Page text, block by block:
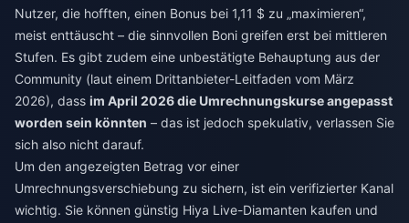
Nutzer, die hofften, einen Bonus bei 1,11 $ zu „maximieren“,
meist enttäuscht – die sinnvollen Boni greifen erst bei mittleren
Stufen. Es gibt zudem eine unbestätigte Behauptung aus der
Community (laut einem Drittanbieter-Leitfaden vom März
2026), dass im April 2026 die Umrechnungskurse angepasst
worden sein könnten – das ist jedoch spekulativ, verlassen Sie
sich also nicht darauf.
Um den angezeigten Betrag vor einer
Umrechnungsverschiebung zu sichern, ist ein verifizierter Kanal
wichtig. Sie können günstig Hiya Live-Diamanten kaufen und